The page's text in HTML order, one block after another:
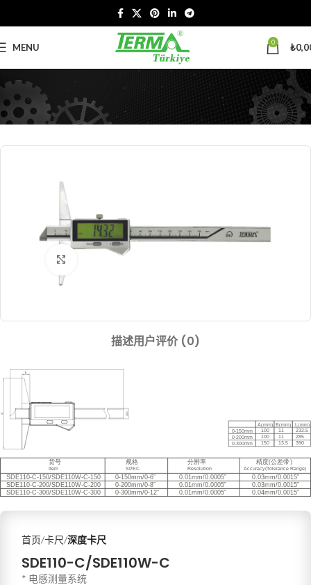
MENU 0 ₺
Click to enlarge
描述用户评价 (0)
首页 卡尺 深度卡尺
SDE110-C/SDE110W-C
* 电感测量系统